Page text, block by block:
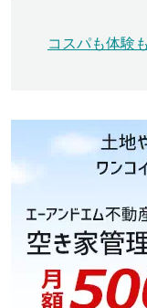
ン
コスパも体験